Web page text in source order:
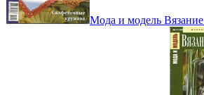
Мода и модель